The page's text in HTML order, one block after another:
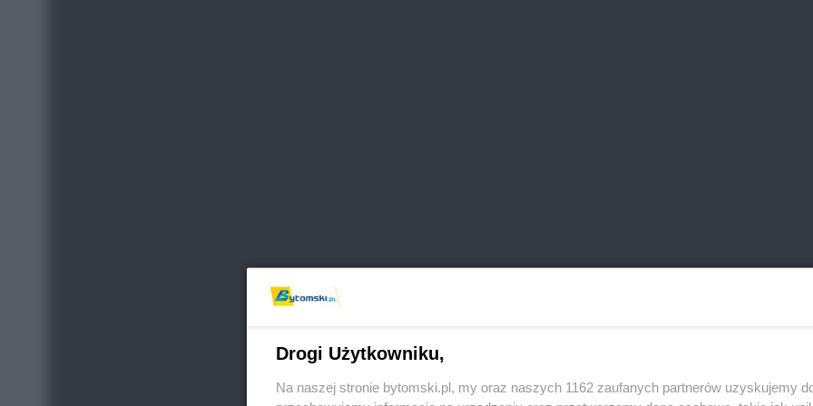
Drogi Użytkowniku,
Na naszej stronie bytomski.pl, my oraz naszych 1162 zaufanych partnerów uzyskujemy